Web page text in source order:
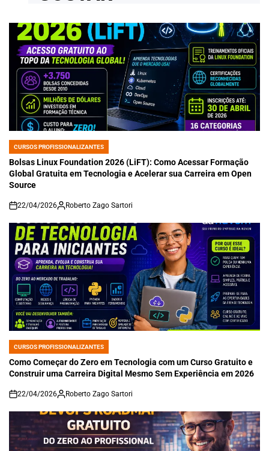
POSTED
IN
CURSOS PROFISSIONALIZANTES
Bolsas Linux Foundation 2026 (LiFT): Como Acessar Formação
Global Gratuita em Tecnologia e Acelerar sua Carreira em Open
Source
on
22/04/2026 Roberto Zago Sartori
POSTED
IN
CURSOS PROFISSIONALIZANTES
Como Começar do Zero em Tecnologia com um Curso Gratuito e
Construir uma Carreira Digital Mesmo Sem Experiência em 2026
on
22/04/2026 Roberto Zago Sartori